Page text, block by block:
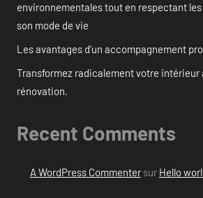
environnementales tout en respectant
son mode de vie
Les avantages d’un accompagnement
Transformez radicalement votre intérieur
rénovation.
Recent Comments
A WordPress Commentersur Hello